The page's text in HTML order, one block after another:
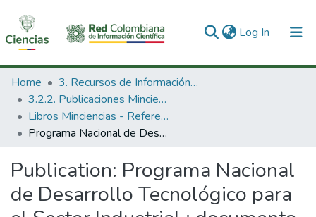
Log In (current)
Communities & Collections
All of DSpace
Statistics
Home
3. Recursos de Información Científica y Tecnológica
3.2.2. Publicaciones Minciencias
Libros Minciencias - Referenciales
Programa Nacional de Desarrollo Tecnológico para el Sector Industrial : documento de trabajo.
Publication: Programa Nacional
de Desarrollo Tecnológico para